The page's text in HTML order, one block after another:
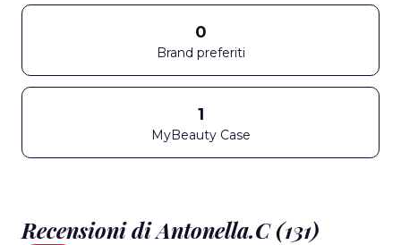
0
Brand preferiti
1
MyBeauty Case
Recensioni di Antonella.C (131)